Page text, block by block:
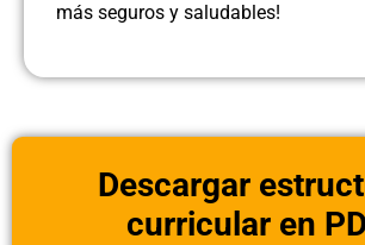
más seguros y saludables!
Descargar
curricular en